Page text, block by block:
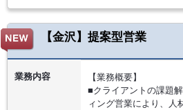
【金沢】提案型営業
業務内容
【業務概要】
■クライアントの課題
ィング営業により、人